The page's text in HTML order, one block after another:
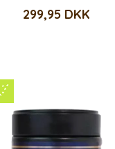
299,95 DKK